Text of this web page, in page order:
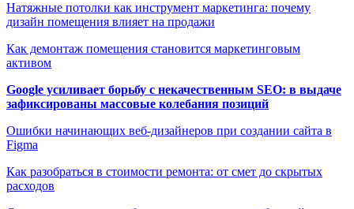
Натяжные потолки как инструмент маркетинга: почему
дизайн помещения влияет на продажи
Как демонтаж помещения становится маркетинговым
активом
Google усиливает борьбу с некачественным SEO: в выдаче
зафиксированы массовые колебания позиций
Ошибки начинающих веб-дизайнеров при создании сайта в
Figma
Как разобраться в стоимости ремонта: от смет до скрытых
расходов